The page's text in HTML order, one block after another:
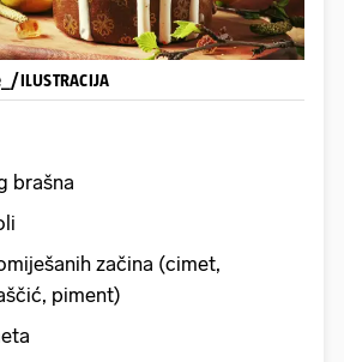
ILUSTRACIJA
brašna
začina (cimet,
piment)